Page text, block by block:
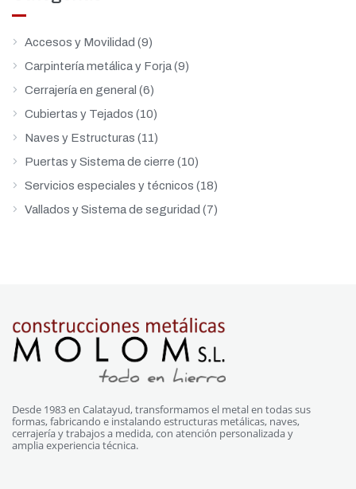
Accesos y Movilidad (9)
Carpintería metálica y Forja(9)
Cerrajería en general (6)
Cubiertas y Tejados (10)
Naves y Estructuras (11)
Puertas y Sistema de cierre (10)
Servicios especiales y técnicos (18)
Vallados y Sistema de seguridad (7)
Desde 1983 en Calatayud, transformamos el metal en todas sus
formas, fabricando e instalando estructuras metálicas, naves,
cerrajería y trabajos a medida, con atención personalizada y
amplia experiencia técnica.